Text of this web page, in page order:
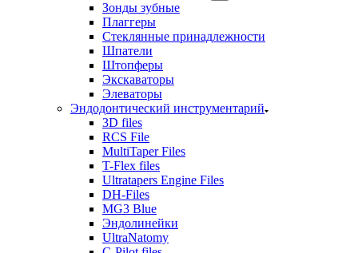
Зонды зубные
Плаггеры
Стеклянные принадлежности
Шпатели
Штопферы
Экскаваторы
Элеваторы
Эндодонтический инструментарий
3D files
RCS File
MultiTaper Files
T-Flex files
Ultratapers Engine Files
DH-Files
MG3 Blue
Эндолинейки
UltraNatomy